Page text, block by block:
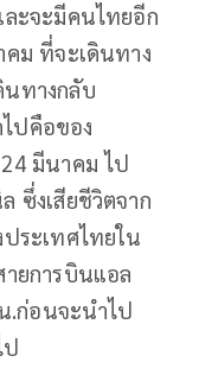
ละจะมีคนไทยอีก
ม ที่จะเดินทาง
นทางกลับ
ปคือของ
มีนาคม ไป
ซึ่งเสียชีวิตจาก
ประเทศไทยใน
ยการบินแอล
.ก่อนจะนำไป
ป